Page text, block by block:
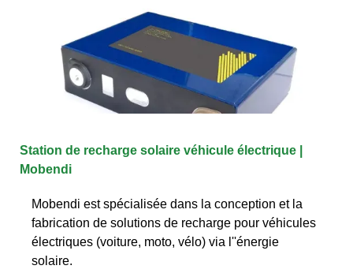
Station de recharge solaire véhicule électrique |
Mobendi
Mobendi est spécialisée dans la conception et la
fabrication de solutions de recharge pour véhicules
électriques (voiture, moto, vélo) via l''énergie
solaire.